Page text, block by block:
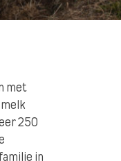
met
250
in